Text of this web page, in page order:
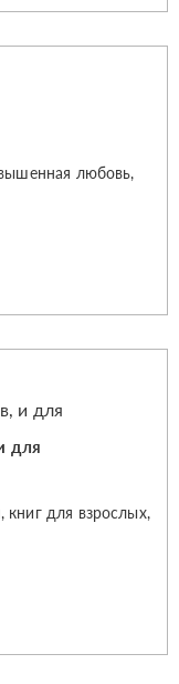
любовь,
для
для взрослых,